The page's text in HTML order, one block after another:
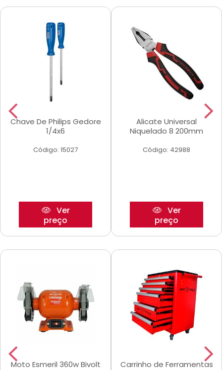
Chave De Philips Gedore
1/4x6
Código: 15027
Ver
preço
Alicate Universal
Niquelado 8 200mm
Código: 42988
Ver
preço
Moto Esmeril 360w Bivolt
Carrinho de Ferramentas